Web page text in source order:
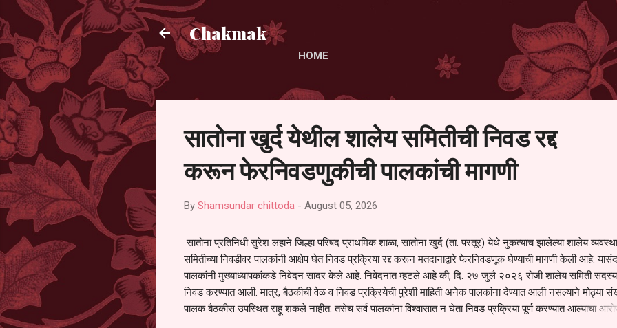
Chakmak
HOME
सातोना खुर्द येथील शालेय समितीची निवड रद्द
करून फेरनिवडणुकीची पालकांची मागणी
By Shamsundar chittoda - August 05, 2026
सातोना प्रतिनिधी सुरेश लहाने जिल्हा परिषद प्राथमिक शाळा, सातोना खुर्द (ता. परतूर) येथे नुकत्याच झालेल्या शालेय
समितीच्या निवडीवर पालकांनी आक्षेप घेत निवड प्रक्रिया रद्द करून मतदानाद्वारे फेरनिवडणूक घेण्याची मागणी केली आहे.
पालकांनी मुख्याध्यापकांकडे निवेदन सादर केले आहे. निवेदनात म्हटले आहे की, दि. २७ जुलै २०२६ रोजी शालेय समिती
निवड करण्यात आली. मात्र, बैठकीची वेळ व निवड प्रक्रियेची पुरेशी माहिती अनेक पालकांना देण्यात आली नसल्याने मोठ्या
पालक बैठकीस उपस्थित राहू शकले नाहीत. तसेच सर्व पालकांना विश्वासात न घेता निवड प्रक्रिया पूर्ण करण्यात आल्याचा